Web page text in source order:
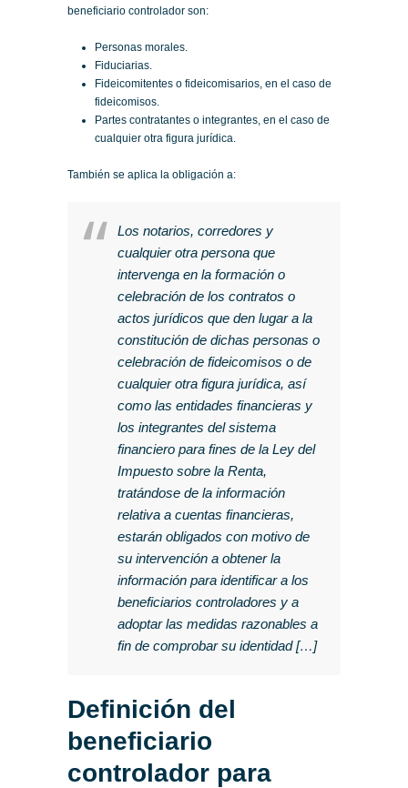
beneficiario controlador son:
Personas morales.
Fiduciarias.
Fideicomitentes o fideicomisarios, en el caso de
fideicomisos.
Partes contratantes o integrantes, en el caso de
cualquier otra figura jurídica.
También se aplica la obligación a:
Los notarios, corredores y
cualquier otra persona que
intervenga en la formación o
celebración de los contratos o
actos jurídicos que den lugar a la
constitución de dichas personas o
celebración de fideicomisos o de
cualquier otra figura jurídica, así
como las entidades financieras y
los integrantes del sistema
financiero para fines de la Ley del
Impuesto sobre la Renta,
tratándose de la información
relativa a cuentas financieras,
estarán obligados con motivo de
su intervención a obtener la
información para identificar a los
beneficiarios controladores y a
adoptar las medidas razonables a
fin de comprobar su identidad […]
Definición del
beneficiario
controlador para